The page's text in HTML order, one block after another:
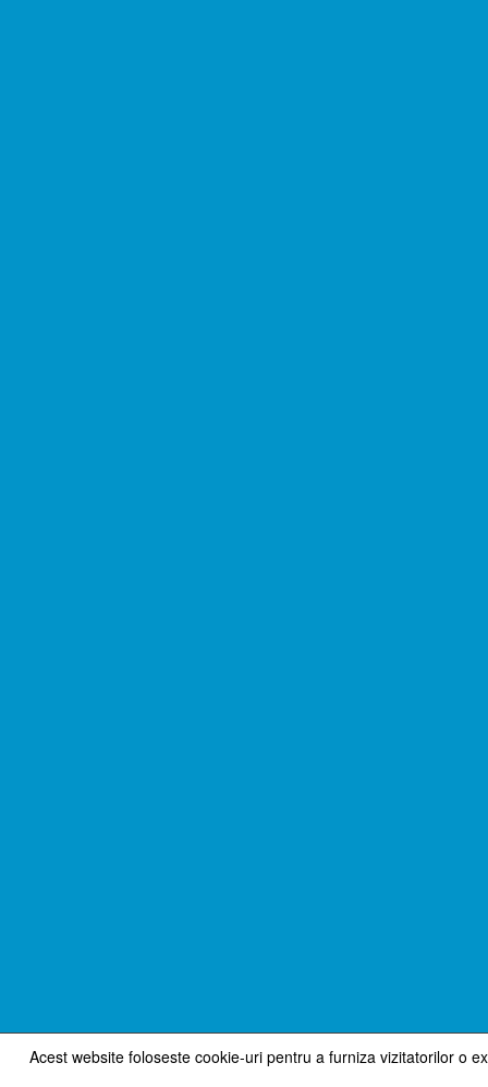
Acest website foloseste cookie-uri pentru a furniza vizitatorilor o